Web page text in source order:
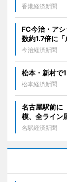
香港経済新聞
FC今治・ア
数約1.7倍に「
今治経済新聞
松本・新村で
松本経済新聞
名古屋駅前に
模、全ライン
名駅経済新聞